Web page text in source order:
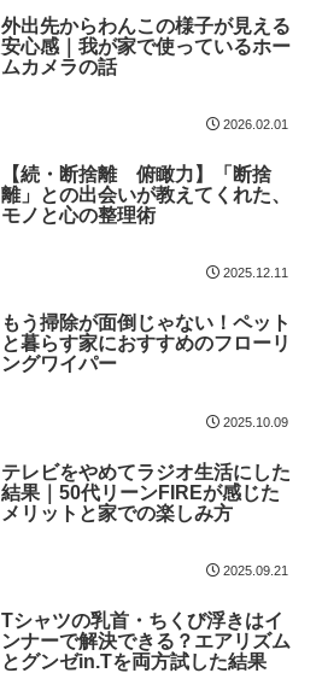
外出先からわんこの様子が見える
安心感｜我が家で使っているホー
ムカメラの話
2026.02.01
【続・断捨離 俯瞰力】「断捨
離」との出会いが教えてくれた、
モノと心の整理術
2025.12.11
もう掃除が面倒じゃない！ペット
と暮らす家におすすめのフローリ
ングワイパー
2025.10.09
テレビをやめてラジオ生活にした
結果｜50代リーンFIREが感じた
メリットと家での楽しみ方
2025.09.21
Tシャツの乳首・ちくび浮きはイ
ンナーで解決できる？エアリズム
とグンゼin.Tを両方試した結果